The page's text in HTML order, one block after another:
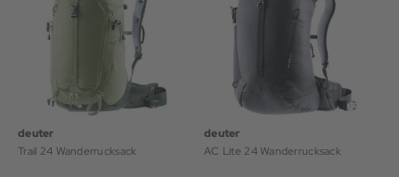
deuter
Trail 24 Wanderrucksack
deuter
AC Lite 24 Wanderrucksack